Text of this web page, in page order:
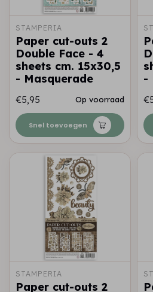
STAMPERIA
Paper cut-outs 2
Double Face - 4
sheets cm. 15x30,5
- Masquerade
€5,95 Op voorraad
Snel toevoegen
-
STAMPERIA
Paper cut-outs 2